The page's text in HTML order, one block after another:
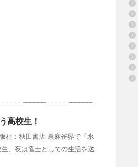
高校生！
社：秋田書店 裏麻雀界で「氷
、夜は雀士としての生活を送